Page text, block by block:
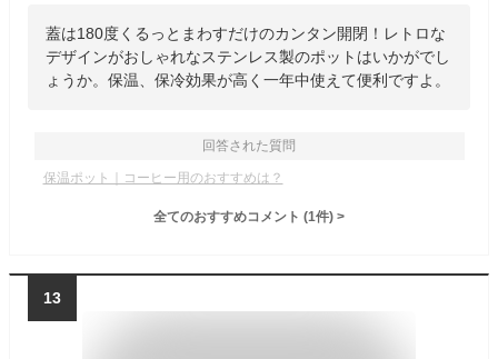
蓋は180度くるっとまわすだけのカンタン開閉！レトロな
デザインがおしゃれなステンレス製のポットはいかがでし
ょうか。保温、保冷効果が高く一年中使えて便利ですよ。
回答された質問
保温ポット｜コーヒー用のおすすめは？
全てのおすすめコメント (1件) >
13